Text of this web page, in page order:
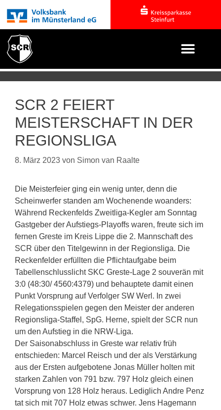
SCR 2 FEIERT
MEISTERSCHAFT IN DER
REGIONSLIGA
8. März 2023 von Simon van Raalte
Die Meisterfeier ging ein wenig unter, denn die
Scheinwerfer standen am Wochenende woanders:
Während Reckenfelds Zweitliga-Kegler am Sonntag
Gastgeber der Aufstiegs-Playoffs waren, freute sich im
fernen Greste im Kreis Lippe die 2. Mannschaft des
SCR über den Titelgewinn in der Regionsliga. Die
Reckenfelder erfüllten die Pflichtaufgabe beim
Tabellenschlusslicht SKC Greste-Lage 2 souverän mit
3:0 (48:30/ 4560:4379) und behauptete damit einen
Punkt Vorsprung auf Verfolger SW Werl. In zwei
Relegationsspielen gegen den Meister der anderen
Regionsliga-Staffel, SpG. Herne, spielt der SCR nun
um den Aufstieg in die NRW-Liga.
Der Saisonabschluss in Greste war relativ früh
entschieden: Marcel Reisch und der als Verstärkung
aus der Ersten aufgebotene Jonas Müller holten mit
starken Zahlen von 791 bzw. 797 Holz gleich einen
Vorsprung von 128 Holz heraus. Lediglich Andre Penz
tat sich mit 707 Holz etwas schwer. Jens Hagemann